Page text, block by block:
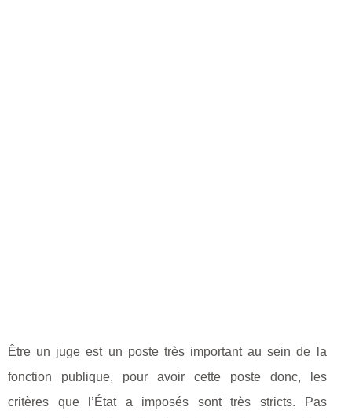
Être un juge est un poste très important au sein de la
fonction publique, pour avoir cette poste donc, les
critères que l’État a imposés sont très stricts. Pas